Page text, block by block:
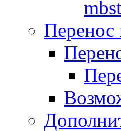
Перенос